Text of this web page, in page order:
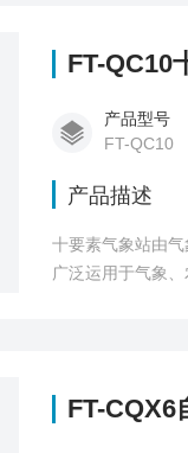
FT-QC10
产品型号
FT-QC10
产品描述
十要素气象站由
广泛运用于气象
FT-CQX6